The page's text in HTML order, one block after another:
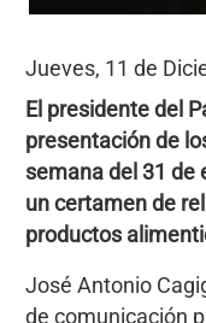
Jueves, 11 de
El presidente del
presentación de
semana del 31 de
un certamen de
productos
José Antonio
de comunicación